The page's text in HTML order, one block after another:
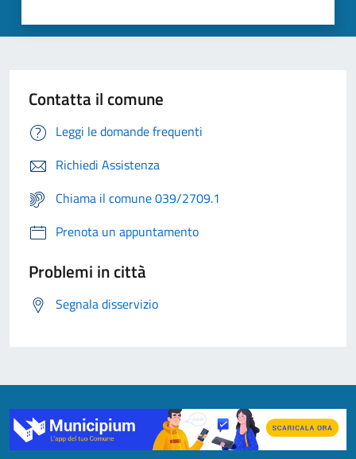
Contatta il comune
Leggi le domande frequenti
Richiedi Assistenza
Chiama il comune 039/2709.1
Prenota un appuntamento
Problemi in città
Segnala disservizio